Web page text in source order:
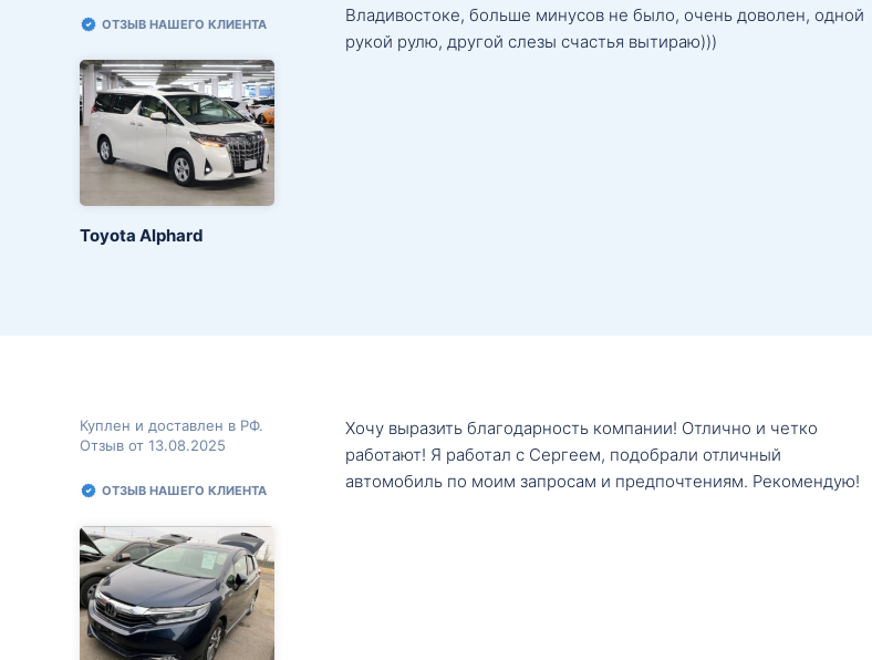
ОТЗЫВ НАШЕГО КЛИЕНТА
Toyota Alphard
Владивостоке, больше минусов не было, очень доволен, одной
рукой рулю, другой слезы счастья вытираю)))
Куплен и доставлен в РФ.
Отзыв от 13.08.2025
ОТЗЫВ НАШЕГО КЛИЕНТА
Хочу выразить благодарность компании! Отлично и четко
работают! Я работал с Сергеем, подобрали отличный
автомобиль по моим запросам и предпочтениям. Рекомендую!